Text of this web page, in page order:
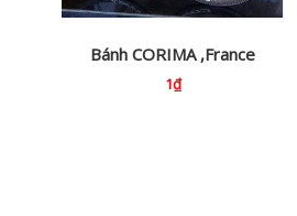
Bánh CORIMA ,France
1₫